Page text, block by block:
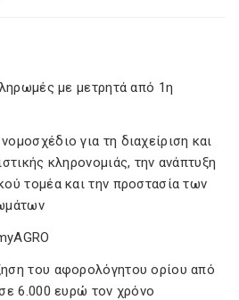
με μετρητά από 1η
για τη διαχείριση και
κληρονομιάς, την ανάπτυξη
τομέα και την προστασία των
του αφορολόγητου ορίου από
6.000 ευρώ τον χρόνο